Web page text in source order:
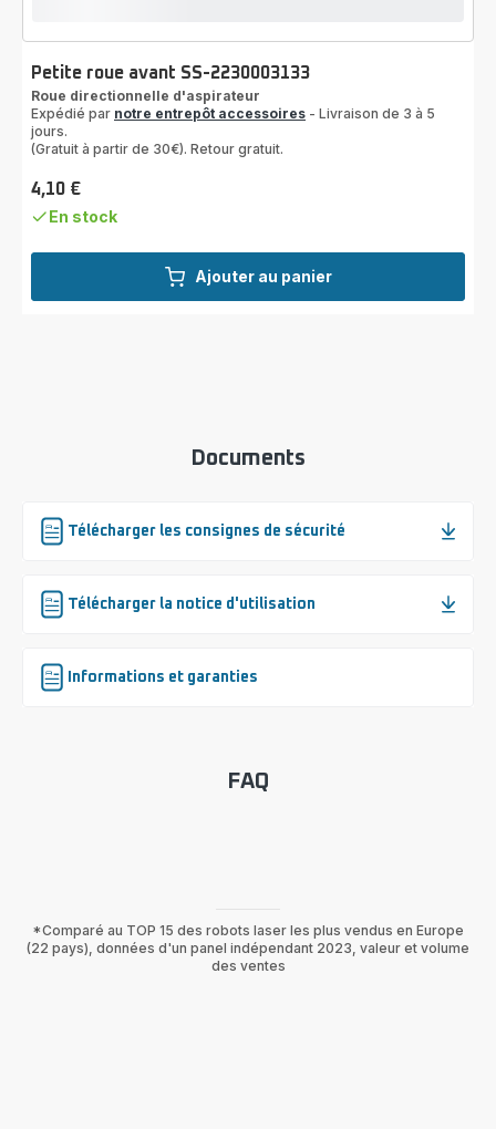
Ajouter au panier
Petite roue avant SS-2230003133
Roue directionnelle d'aspirateur
Expédié par notre entrepôt accessoires - Livraison de 3 à 5
jours.
(Gratuit à partir de 30€). Retour gratuit.
Prix
4,10 €
En stock
Documents
Télécharger les consignes de sécurité
Télécharger la notice d'utilisation
Informations et garanties
FAQ
*Comparé au TOP 15 des robots laser les plus vendus en Europe
(22 pays), données d'un panel indépendant 2023, valeur et volume
des ventes